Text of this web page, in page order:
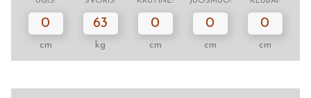
0
cm
63
kg
0
cm
0
cm
0
cm